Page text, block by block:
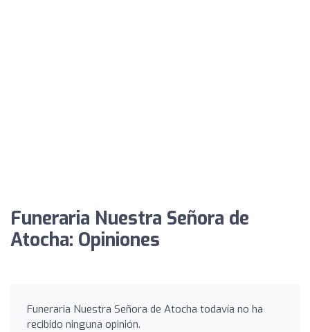
Funeraria Nuestra Señora de
Atocha: Opiniones
Funeraria Nuestra Señora de Atocha todavía no ha
recibido ninguna opinión.